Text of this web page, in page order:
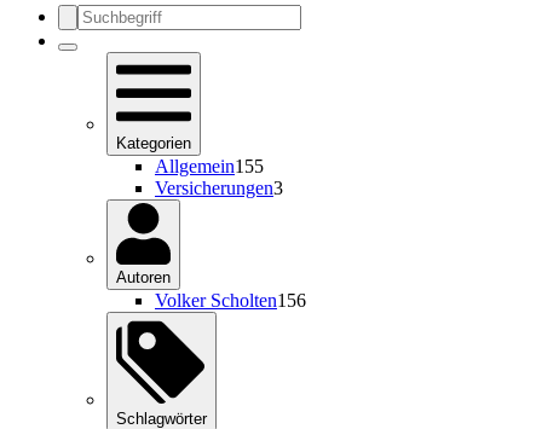
Kategorien
Allgemein155
Versicherungen3
Autoren
Volker Scholten156
Schlagwörter